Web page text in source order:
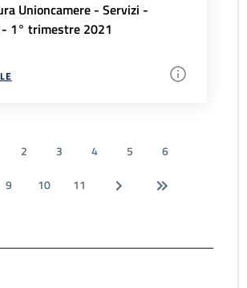
Unioncamere - Servizi -
- 1° trimestre 2021
2 3 4 5
6
9 10 11